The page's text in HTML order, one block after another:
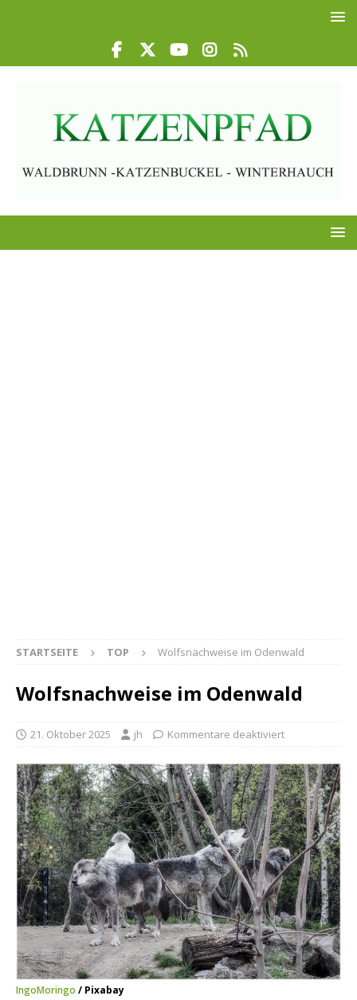
STARTSEITE TOP Wolfsnachweise im Odenwald
Wolfsnachweise im Odenwald
21. Oktober 2025 jh Kommentare deaktiviert
IngoMoringo / Pixabay